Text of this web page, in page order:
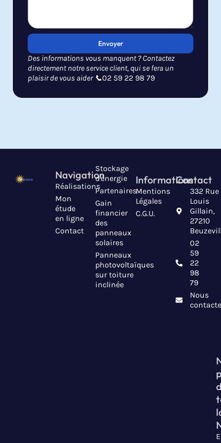
Envoyer
Des informations vous manquent ? Contactez
directement notre service client, qui se fera un
plaisir de vous aider 📞02 59 22 98 79
Navigation
Réalisations
Mon
étude
en ligne
Contact
Stockage
d'énergie
Partenaires
Gain
financier
des
panneaux
solaires
Panneaux
photovoltaïques
sur toiture
inclinée
Informations
Mentions
Légales
C.G.U.
Contact
332 Rue
Louis
Gillain,
27210
02
59
22
98
79
Nous
E